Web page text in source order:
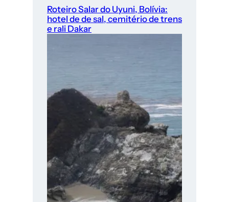
Roteiro Salar do Uyuni, Bolívia:
hotel de de sal, cemitério de trens
e rali Dakar